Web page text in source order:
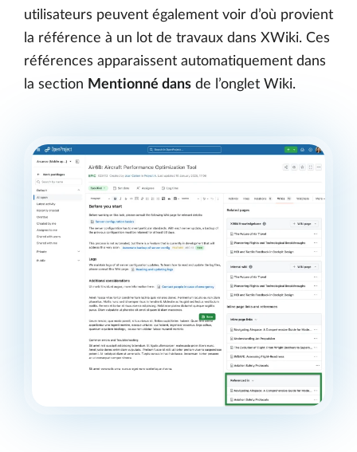
utilisateurs peuvent également voir d’où provient
la référence à un lot de travaux dans XWiki. Ces
références apparaissent automatiquement dans
la section Mentionné dans de l’onglet Wiki.